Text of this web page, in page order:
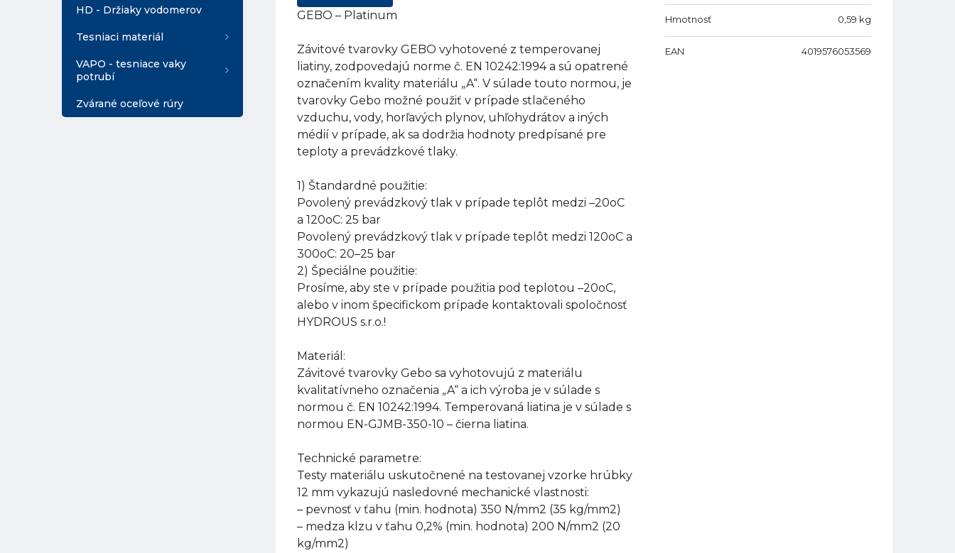
HD - Držiaky vodomerov
Tesniaci materiál
VAPO - tesniace vaky
potrubí
Zvárané oceľové rúry
GEBO – Platinum
Závitové tvarovky GEBO vyhotovené z temperovanej
liatiny, zodpovedajú norme č. EN 10242:1994 a sú opatrené
označením kvality materiálu „A“. V súlade touto normou, je
tvarovky Gebo možné použiť v prípade stlačeného
vzduchu, vody, horľavých plynov, uhľohydrátov a iných
médií v prípade, ak sa dodržia hodnoty predpísané pre
teploty a prevádzkové tlaky.
1) Štandardné použitie:
Povolený prevádzkový tlak v prípade teplôt medzi –20oC
a 120oC: 25 bar
Povolený prevádzkový tlak v prípade teplôt medzi 120oC a
300oC: 20–25 bar
2) Špeciálne použitie:
Prosíme, aby ste v prípade použitia pod teplotou –20oC,
alebo v inom špecifickom prípade kontaktovali spoločnosť
HYDROUS s.r.o.!
Materiál:
Závitové tvarovky Gebo sa vyhotovujú z materiálu
kvalitatívneho označenia „A“ a ich výroba je v súlade s
normou č. EN 10242:1994. Temperovaná liatina je v súlade s
normou EN-GJMB-350-10 – čierna liatina.
Technické parametre:
Testy materiálu uskutočnené na testovanej vzorke hrúbky
12 mm vykazujú nasledovné mechanické vlastnosti:
– pevnosť v ťahu (min. hodnota) 350 N/mm2 (35 kg/mm2)
– medza klzu v ťahu 0,2% (min. hodnota) 200 N/mm2 (20
kg/mm2)
Hmotnosť 0,59 kg
EAN 4019576053569